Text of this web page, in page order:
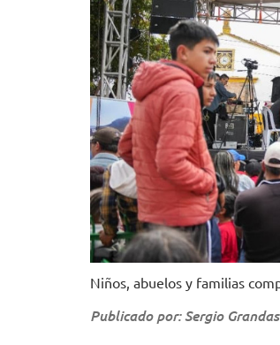
Niños, abuelos y familias
Publicado por: Sergio